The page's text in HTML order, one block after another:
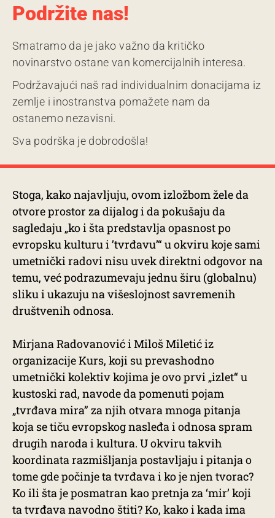
Podržite nas!
Smatramo da je jako važno da kritičko
novinarstvo ostane van komercijalnih interesa.
Podržavajući naš rad individualnim donacijama iz
zemlje i inostranstva pomažete nam da
ostanemo nezavisni.
Sva podrška je dobrodošla!
Stoga, kako najavljuju, ovom izložbom žele da
otvore prostor za dijalog i da pokušaju da
sagledaju „ko i šta predstavlja opasnost po
evropsku kulturu i ’tvrđavu’“ u okviru koje sami
umetnički radovi nisu uvek direktni odgovor na
temu, već podrazumevaju jednu širu (globalnu)
sliku i ukazuju na višeslojnost savremenih
društvenih odnosa.
Mirjana Radovanović i Miloš Miletić iz
organizacije Kurs, koji su prevashodno
umetnički kolektiv kojima je ovo prvi „izlet“ u
kustoski rad, navode da pomenuti pojam
„tvrđava mira” za njih otvara mnoga pitanja
koja se tiču evropskog nasleđa i odnosa spram
drugih naroda i kultura. U okviru takvih
koordinata razmišljanja postavljaju i pitanja o
tome gde počinje ta tvrđava i ko je njen tvorac?
Ko ili šta je posmatran kao pretnja za ‘mir’ koji
ta tvrđava navodno štiti? Ko, kako i kada ima